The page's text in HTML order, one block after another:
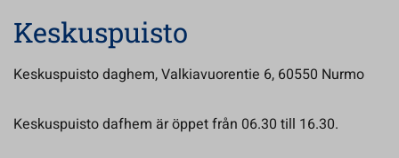
Keskuspuisto
Keskuspuisto daghem, Valkiavuorentie 6, 60550 Nurmo
Keskuspuisto dafhem är öppet från 06.30 till 16.30.